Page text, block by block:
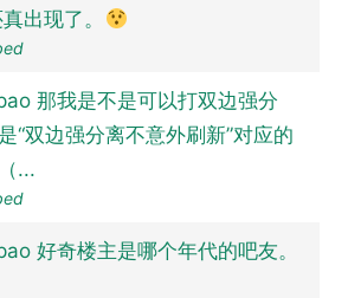
出现了。
那我是不是可以打双边强分
“双边强分离不意外刷新”对应的
...
好奇楼主是哪个年代的吧友。